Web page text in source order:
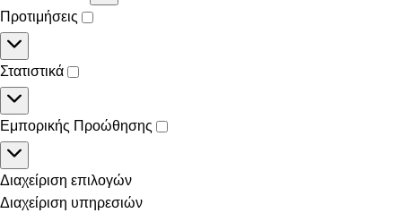
Προτιμήσεις
Στατιστικά
Εμπορικής Προώθησης
Διαχείριση επιλογών
Διαχείριση υπηρεσιών